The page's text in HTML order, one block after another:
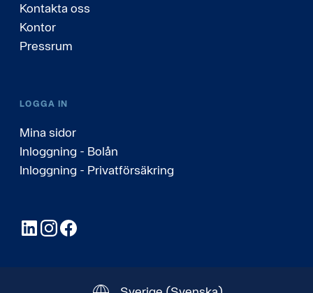
Kontakta oss
Kontor
Pressrum
LOGGA IN
Mina sidor
Inloggning - Bolån
Inloggning - Privatförsäkring
LinkedInInstagram